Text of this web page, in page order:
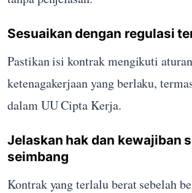
Sesuaikan dengan regulasi
Pastikan isi kontrak mengikuti aturan
ketenagakerjaan yang berlaku,
dalam UU Cipta Kerja.
Jelaskan hak dan kewajiban
seimbang
Kontrak yang terlalu berat sebelah